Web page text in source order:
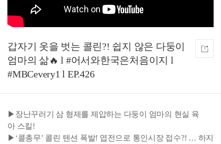
갑자기 옷을 벗는 콜린?! 쉽지 않은 다둥이
엄마의 삶🔥 l #어서와한국은처음이지 l
#MBCevery1 l EP.426
▶장난꾸러기 삼 형제를 제압하는 다둥이 엄마의 현실 육
아 스킬!
▶‘콜총무’ 콜린 텐션 폭발! 엽전으로 통인시장 접수?! … 하지